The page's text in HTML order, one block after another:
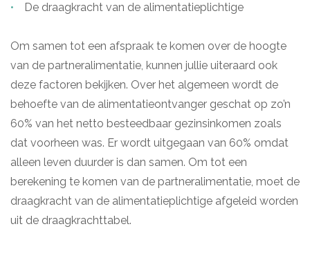
De draagkracht van de alimentatieplichtige
Om samen tot een afspraak te komen over de hoogte
van de partneralimentatie, kunnen jullie uiteraard ook
deze factoren bekijken. Over het algemeen wordt de
behoefte van de alimentatieontvanger geschat op zo’n
60% van het netto besteedbaar gezinsinkomen zoals
dat voorheen was. Er wordt uitgegaan van 60% omdat
alleen leven duurder is dan samen. Om tot een
berekening te komen van de partneralimentatie, moet de
draagkracht van de alimentatieplichtige afgeleid worden
uit de draagkrachttabel.